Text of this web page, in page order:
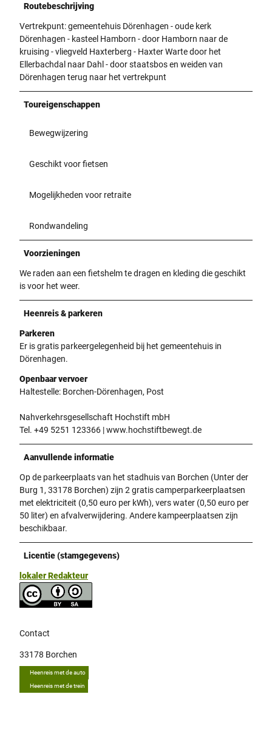
Routebeschrijving
Vertrekpunt: gemeentehuis Dörenhagen - oude kerk
Dörenhagen - kasteel Hamborn - door Hamborn naar de
kruising - vliegveld Haxterberg - Haxter Warte door het
Ellerbachdal naar Dahl - door staatsbos en weiden van
Dörenhagen terug naar het vertrekpunt
Toureigenschappen
Bewegwijzering
Geschikt voor fietsen
Mogelijkheden voor retraite
Rondwandeling
Voorzieningen
We raden aan een fietshelm te dragen en kleding die geschikt
is voor het weer.
Heenreis & parkeren
Parkeren
Er is gratis parkeergelegenheid bij het gemeentehuis in
Dörenhagen.
Openbaar vervoer
Haltestelle: Borchen-Dörenhagen, Post
Nahverkehrsgesellschaft Hochstift mbH
Tel. +49 5251 123366 | www.hochstiftbewegt.de
Aanvullende informatie
Op de parkeerplaats van het stadhuis van Borchen (Unter der
Burg 1, 33178 Borchen) zijn 2 gratis camperparkeerplaatsen
met elektriciteit (0,50 euro per kWh), vers water (0,50 euro per
50 liter) en afvalverwijdering. Andere kampeerplaatsen zijn
beschikbaar.
Licentie (stamgegevens)
lokaler Redakteur
Contact
33178 Borchen
Heenreis met de auto
Heenreis met de trein